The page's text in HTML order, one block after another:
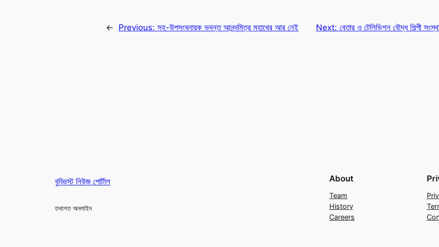
← Previous: সহ-উপসংঘনায়ক ভদন্ত আনন্দমিত্র মহাথের আর নেই Next: বেতার ও টেলিভিশন বৌদ্ধ শিল্পী
বুড্ডিস্ট নিউজ পোর্টাল
তথাগত অনলাইন
About
Team
History
Careers